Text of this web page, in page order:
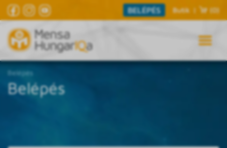
BELÉPÉS Butik | (0)
Belépés
Belépés